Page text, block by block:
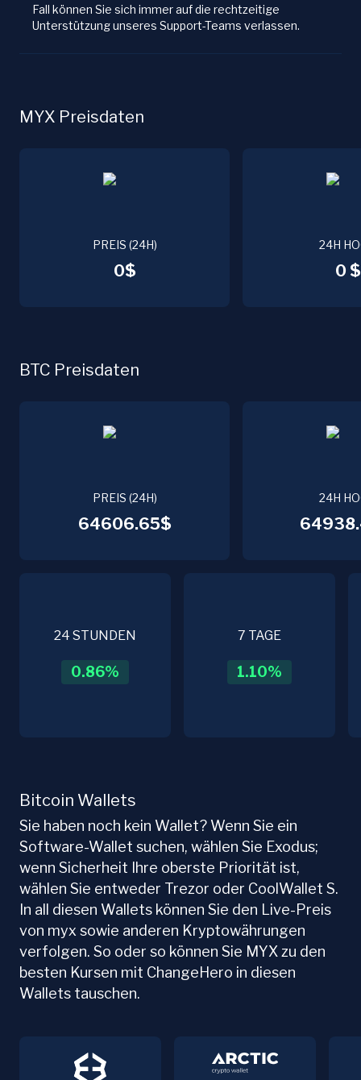
Fall können Sie sich immer auf die rechtzeitige
Unterstützung unseres Support-Teams verlassen.
MYX Preisdaten
PREIS (24H)
0$
24H
0 $
BTC Preisdaten
PREIS (24H)
64606.65$
24H
24 STUNDEN
0.86%
7 TAGE
1.10%
Bitcoin Wallets
Sie haben noch kein Wallet? Wenn Sie ein
Software-Wallet suchen, wählen Sie Exodus;
wenn Sicherheit Ihre oberste Priorität ist,
wählen Sie entweder Trezor oder CoolWallet S.
In all diesen Wallets können Sie den Live-Preis
von myx sowie anderen Kryptowährungen
verfolgen. So oder so können Sie MYX zu den
besten Kursen mit ChangeHero in diesen
Wallets tauschen.